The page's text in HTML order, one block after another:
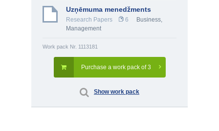
Uzņēmuma menedžments
Research Papers 6 Business,
Management
Work pack Nr. 1113181
Purchase a work pack of 3
Show work pack